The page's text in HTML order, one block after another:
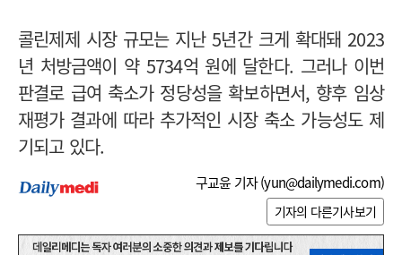
콜린제제 시장 규모는 지난 5년간 크게 확대돼 2023
년 처방금액이 약 5734억 원에 달한다. 그러나 이번
판결로 급여 축소가 정당성을 확보하면서, 향후 임상
재평가 결과에 따라 추가적인 시장 축소 가능성도 제
기되고 있다.
구교윤 기자 (yun@dailymedi.com)
기자의 다른기사보기